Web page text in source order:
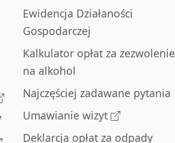
Ewidencja Działaności
Gospodarczej
Kalkulator opłat za zezwolenie
na alkohol
Najczęściej zadawane pytania
Umawianie wizyt
Deklarcja opłat za odpady